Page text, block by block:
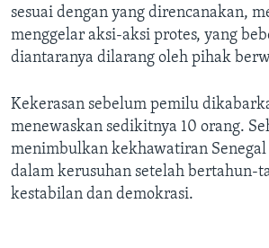
sesuai dengan yang direncanakan,
menggelar aksi-aksi protes, yang
diantaranya dilarang oleh pihak
Kekerasan sebelum pemilu
menewaskan sedikitnya 10 orang.
menimbulkan kekhawatiran
dalam kerusuhan setelah bertahun-
kestabilan dan demokrasi.